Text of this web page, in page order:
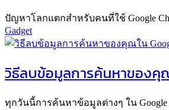
ปัญหาโลกแตกสำหรับคนที่ใช้ Google
Gadget
วิธีลบข้อมูลการค้นหาของคุ
ทุกวันนี้การค้นหาข้อมูลต่างๆ ใน